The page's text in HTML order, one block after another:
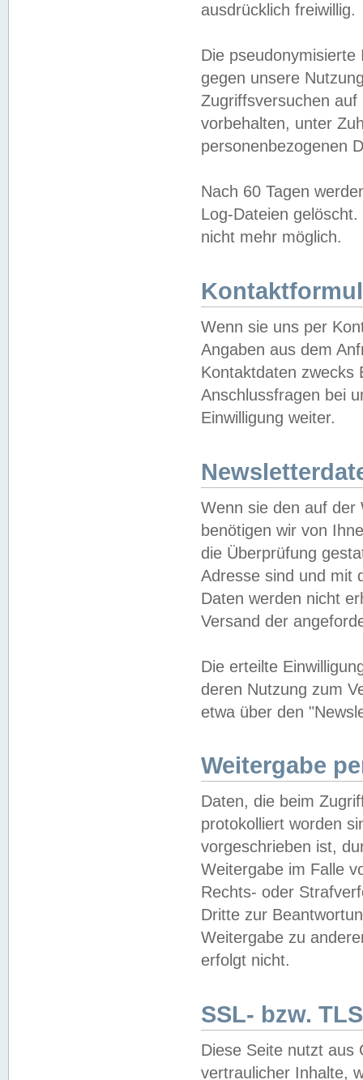
ausdrücklich freiwillig.
Die
gegen unsere
Zugriffsversuchen
vorbehalten, unter
personenbezogenen
Nach 60 Tagen
Log-Dateien
nicht mehr möglich.
Wenn sie uns per
Angaben aus dem
Kontaktdaten zwecks
Anschlussfragen bei
Einwilligung weiter.
Wenn sie den auf der
benötigen wir von
die Überprüfung
Adresse sind und mit
Daten werden nicht
Versand der
Die erteilte
deren Nutzung zum
etwa über den
Weitergabe
Daten, die beim
protokolliert worden
vorgeschrieben ist,
Weitergabe im Falle
Rechts- oder
Dritte zur
Weitergabe zu
erfolgt nicht.
SSL- bzw.
Diese Seite nutzt aus
vertraulicher Inhalte,